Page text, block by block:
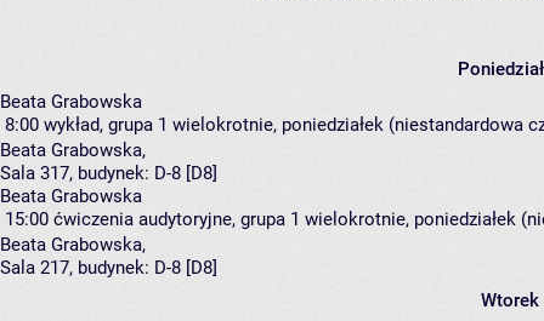
Beata Grabowska
8:00 wykład, grupa 1 wielokrotnie, poniedziałek (niestandardowa
Beata Grabowska,
Sala 317, budynek: D-8 [D8]
Beata Grabowska
15:00 ćwiczenia audytoryjne, grupa 1 wielokrotnie, poniedziałek
Beata Grabowska,
Sala 217, budynek: D-8 [D8]
Wtorek